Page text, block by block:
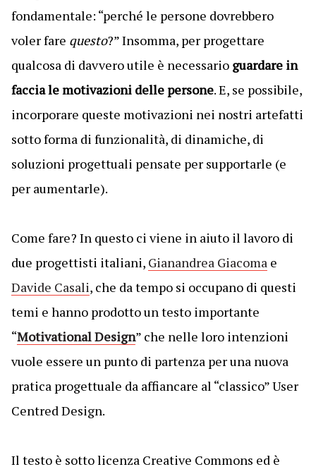
fondamentale: “perché le persone dovrebbero
voler fare questo?” Insomma, per progettare
qualcosa di davvero utile è necessario guardare in
faccia le motivazioni delle persone. E, se possibile,
incorporare queste motivazioni nei nostri artefatti
sotto forma di funzionalità, di dinamiche, di
soluzioni progettuali pensate per supportarle (e
per aumentarle).
Come fare? In questo ci viene in aiuto il lavoro di
due progettisti italiani, Gianandrea Giacomae
Davide Casali, che da tempo si occupano di questi
temi e hanno prodotto un testo importante
“Motivational Design” che nelle loro intenzioni
vuole essere un punto di partenza per una nuova
pratica progettuale da affiancare al “classico” User
Centred Design.
Il testo è sotto licenza Creative Commons ed è